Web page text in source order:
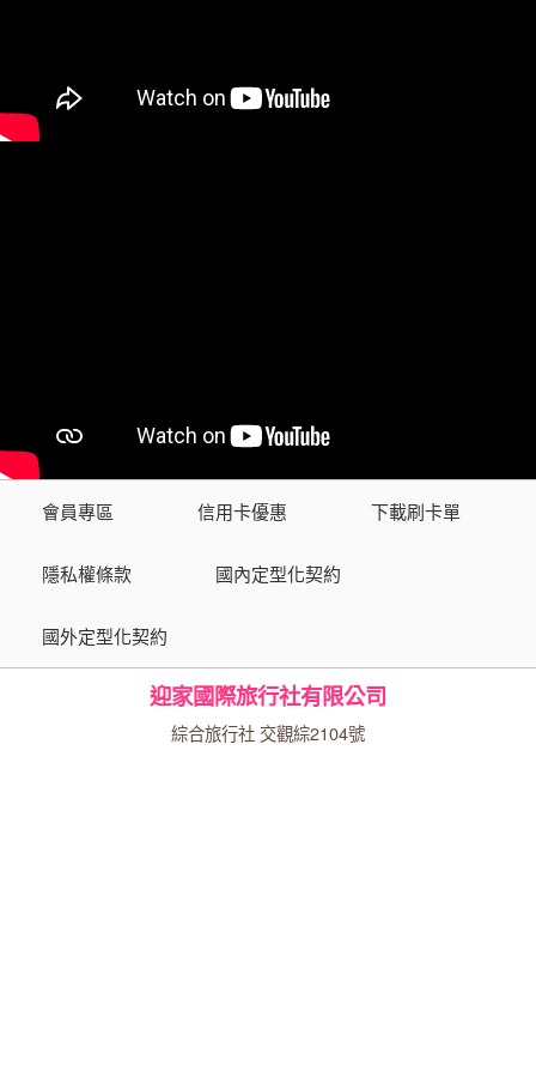
會員專區 信用卡優惠 下載刷卡單
隱私權條款 國內定型化契約
國外定型化契約
迎家國際旅行社有限公司
綜合旅行社 交觀綜2104號